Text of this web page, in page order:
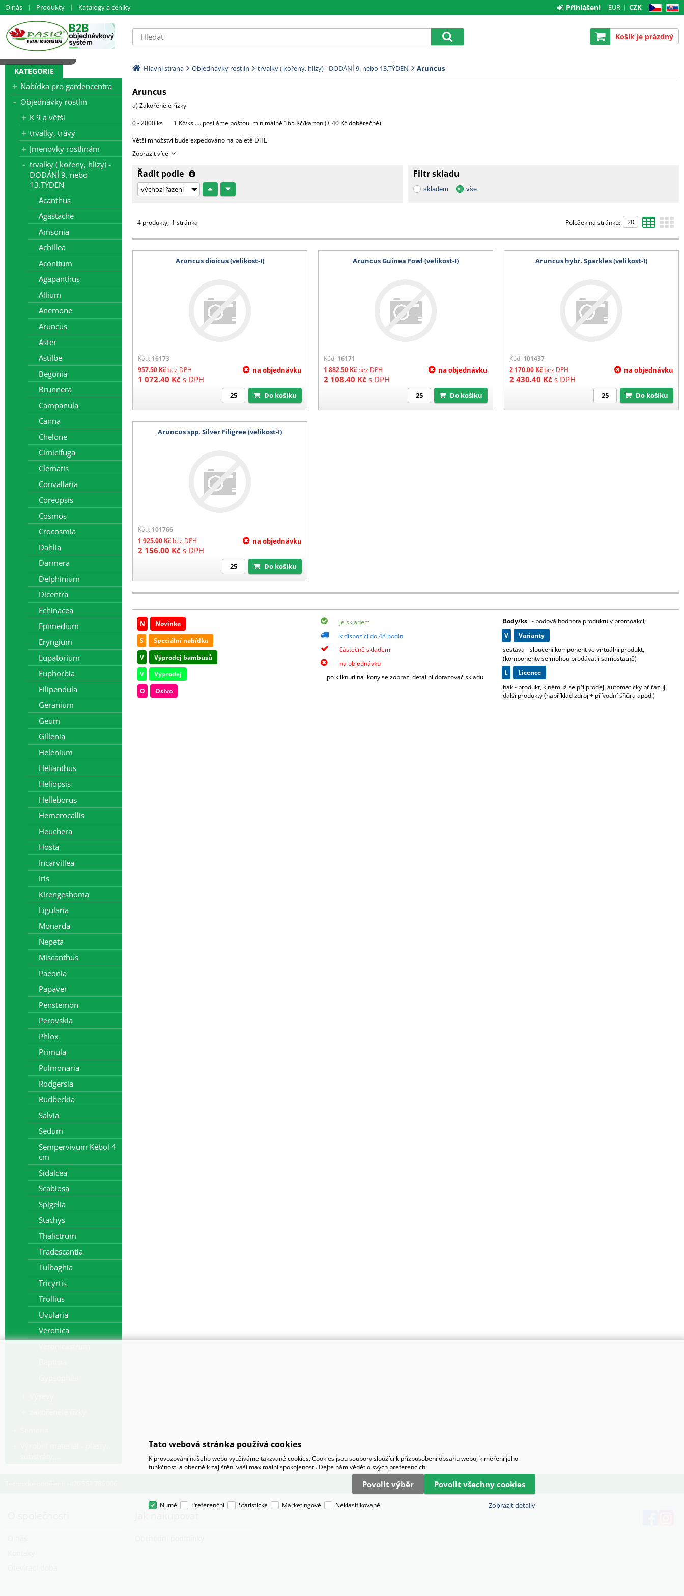
O nás Produkty Katalogy a ceníky CZ SK
EUR CZK
Přihlášení
Košík je prázdný
KATEGORIE
Nabídka pro gardencentra
Objednávky rostlin
K 9 a větší
trvalky, trávy
Jmenovky rostlinám
trvalky ( kořeny, hlízy) -
DODÁNÍ 9. nebo
13.TÝDEN
Acanthus
Agastache
Amsonia
Achillea
Aconitum
Agapanthus
Allium
Anemone
Aruncus
Aster
Astilbe
Begonia
Brunnera
Campanula
Canna
Chelone
Cimicifuga
Clematis
Convallaria
Coreopsis
Cosmos
Crocosmia
Dahlia
Darmera
Delphinium
Dicentra
Echinacea
Epimedium
Eryngium
Eupatorium
Euphorbia
Filipendula
Geranium
Geum
Gillenia
Helenium
Helianthus
Heliopsis
Helleborus
Hemerocallis
Heuchera
Hosta
Incarvillea
Iris
Kirengeshoma
Ligularia
Monarda
Nepeta
Miscanthus
Paeonia
Papaver
Penstemon
Perovskia
Phlox
Primula
Pulmonaria
Rodgersia
Rudbeckia
Salvia
Sedum
Sempervivum Kébol 4
cm
Sidalcea
Scabiosa
Spigelia
Stachys
Thalictrum
Tradescantia
Tulbaghia
Tricyrtis
Trollius
Uvularia
Veronica
Hlavní strana Objednávky rostlin trvalky ( kořeny, hlízy) - DODÁNÍ 9. nebo 13.TÝDEN Aruncus
Aruncus
a) Zakořenělé řízky
0 - 2000 ks 1 Kč/ks .... posíláme poštou, minimálně 165 Kč/karton (+ 40 Kč doběrečné)
Větší množství bude expedováno na paletě DHL
1 paleta.....3000 Kč (do 4000 ks řízků)
Každá další započatá paleta + 3000 Kč
c) Hotové rostliny v květináčích
Čechy, Slovensko - doprava na dotaz
1 karton (max 4 plata) 200 Kč
Barevná etikera 3,6 Kč/ks (baleno po 25 ks)
Zobrazit více
Řadit podle Filtr skladu
skladem vše
4 produkty 1 stránka Položek na stránku:
Aruncus dioicus (velikost-I)
Kód: 16173
957.50 Kč bez DPH
1 072.40 Kč s DPH
na objednávku
Do košíku
Aruncus Guinea Fowl (velikost-I)
Kód: 16171
1 882.50 Kč bez DPH
2 108.40 Kč s DPH
na objednávku
Do košíku
Aruncus hybr. Sparkles (velikost-I)
Kód: 101437
2 170.00 Kč bez DPH
2 430.40 Kč s DPH
na objednávku
Do košíku
Aruncus spp. Silver Filigree (velikost-I)
Kód: 101766
1 925.00 Kč bez DPH
2 156.00 Kč s DPH
na objednávku
Do košíku
N
Novinka
S
Speciální nabídka
V
Výprodej bambusů
V
Výprodej
O
Osivo
je skladem
k dispozici do 48 hodin
částečně skladem
na objednávku
po kliknutí na ikony se zobrazí detailní dotazovač skladu
Body/ks - bodová hodnota produktu v promoakci;
v
varianty
sestava - sloučení komponent ve virtuální produkt,
(komponenty se mohou prodávat i samostatně)
L
licence
hák - produkt, k němuž se při prodeji automaticky přiřazují
další produkty (například zdroj + přívodní šňůra apod.)
Tato webová stránka používá cookies
K provozování našeho webu využíváme takzvané cookies. Cookies jsou soubory sloužící k přizpůsobení obsahu webu, k měření jeho
funkčnosti a obecně k zajištění vaší maximální spokojenosti. Dejte nám vědět o svých preferencích.
Povolit výběr Povolit všechny cookies
Nutné Preferenční Statistické Marketingové Neklasifikované Zobrazit detaily
Načítám data...